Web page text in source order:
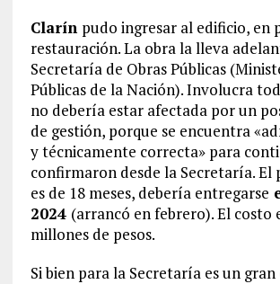
Clarín pudo ingresar al edificio, en
restauración. La obra la lleva
Secretaría de Obras Públicas
Públicas de la Nación). Involucra
no debería estar afectada por un
de gestión, porque se encuentra
y técnicamente correcta» para
confirmaron desde la Secretaría. El
es de 18 meses, debería entregarse
2024 (arrancó en febrero). El costo
millones de pesos.
Si bien para la Secretaría es un